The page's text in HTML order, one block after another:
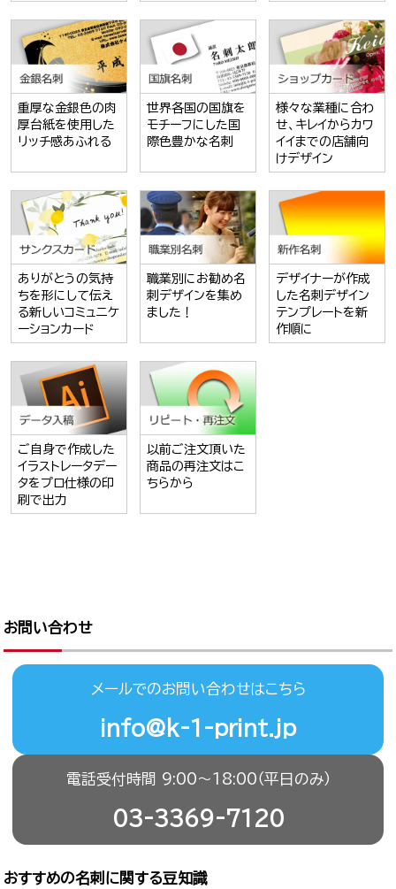
重厚な金銀色の肉
厚台紙を使用した
リッチ感あふれる
世界各国の国旗を
モチーフにした国
際色豊かな名刺
様々な業種に合わ
せ、キレイからカワ
イイまでの店舗向
けデザイン
ありがとうの気持
ちを形にして伝え
る新しいコミュニケ
ーションカード
職業別にお勧め名
刺デザインを集め
ました！
デザイナーが作成
した名刺デザイン
テンプレートを新
作順に
ご自身で作成した
イラストレータデー
タをプロ仕様の印
刷で出力
以前ご注文頂いた
商品の再注文はこ
ちらから
お問い合わせ
メールでのお問い合わせはこちら
info@k-1-print.jp
電話受付時間 9:00〜18:00（平日のみ）
03-3369-7120
おすすめの名刺に関する豆知識